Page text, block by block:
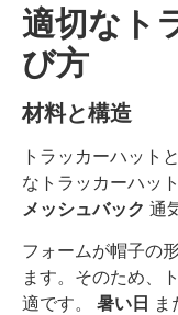
適切なト
び方
材料と構造
トラッカーハット
なトラッカーハッ
メッシュバック 通
フォームが帽子の
ます。そのため、
適です。 暑い日 ま